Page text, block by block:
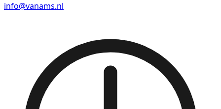
info@vanams.nl